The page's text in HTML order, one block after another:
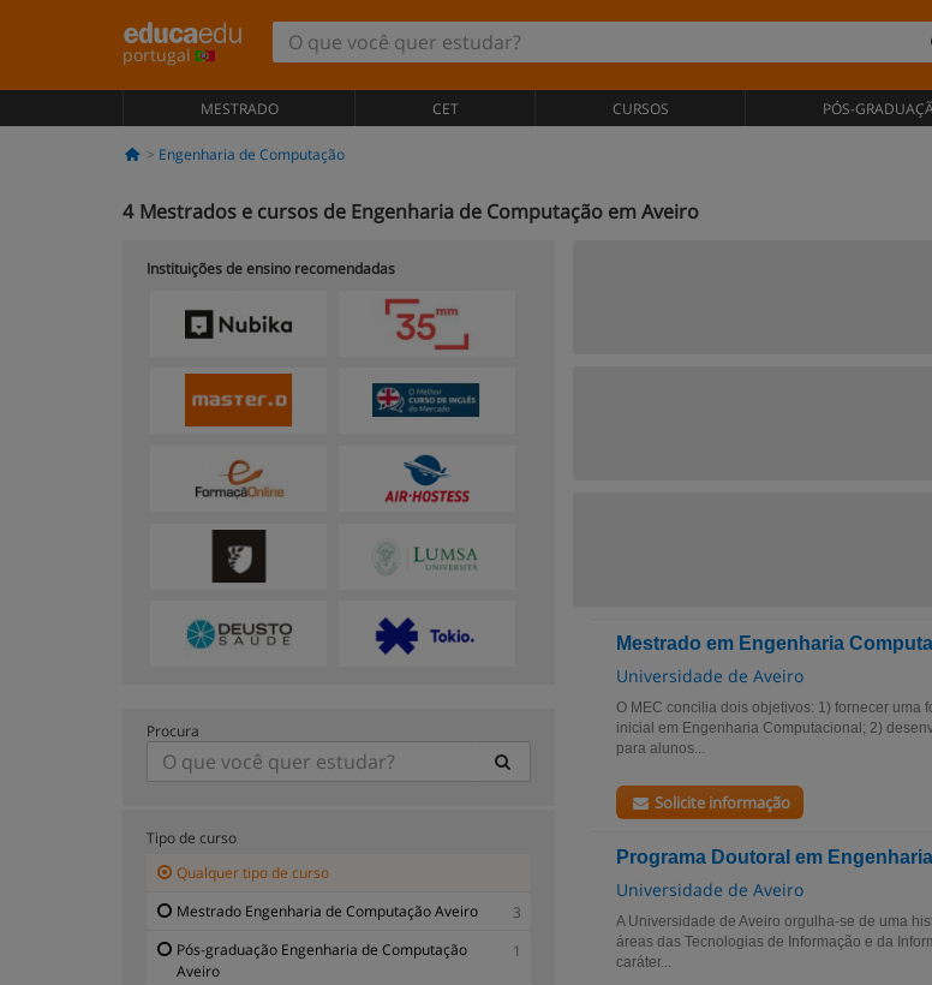
portugal
MESTRADO CET CURSOS PÓS-
Engenharia de Computação
4 Mestrados e cursos de Engenharia de Computação em Aveiro
Mestrado em Engenharia
Universidade de Aveiro
O MEC concilia dois objetivos: 1) fornecer uma
inicial em Engenharia Computacional; 2)
para alunos...
Solicite informação
Programa Doutoral em
Universidade de Aveiro
A Universidade de Aveiro orgulha-se de uma
áreas das Tecnologias de Informação e da
caráter...
Instituições de ensino recomendadas
Procura
Tipo de curso
Qualquer tipo de curso
Mestrado Engenharia de Computação Aveiro
3
Pós-graduação Engenharia de Computação
Aveiro
1